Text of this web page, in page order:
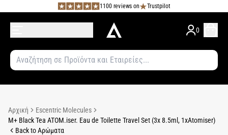
1100 reviews on Trustpilot
0
Αρχική
Escentric Molecules
M+ Black Tea ATOM.iser. Eau de Toilette Travel Set (3x 8.5ml, 1xAtomiser)
Back to Αρώματα